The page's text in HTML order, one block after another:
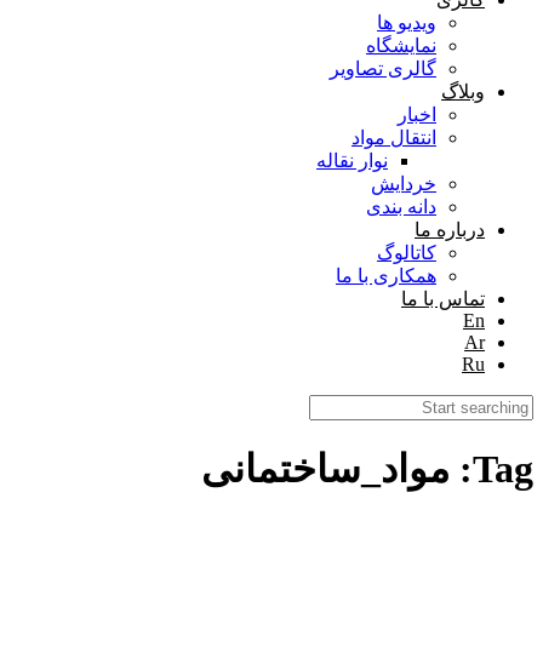
ویدیو ها
نمایشگاه
گالری تصاویر
وبلاگ
اخبار
انتقال مواد
نوار نقاله
خردایش
دانه بندی
درباره ما
کاتالوگ
همکاری با ما
تماس با ما
En
Ar
Ru
Tag: مواد_ساختمانی